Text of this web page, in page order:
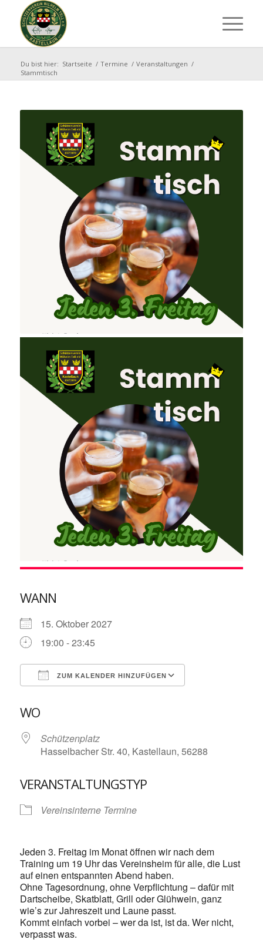
Du bist hier: Startseite / Termine / Veranstaltungen /
Stammtisch
WANN
15. Oktober 2027
19:00 - 23:45
ZUM KALENDER HINZUFÜGEN
WO
Schützenplatz
Hasselbacher Str. 40, Kastellaun, 56288
VERANSTALTUNGSTYP
Vereinsinterne Termine
Jeden 3. Freitag im Monat öffnen wir nach dem
Training um 19 Uhr das Vereinsheim für alle, die Lust
auf einen entspannten Abend haben.
Ohne Tagesordnung, ohne Verpflichtung – dafür mit
Dartscheibe, Skatblatt, Grill oder Glühwein, ganz
wie’s zur Jahreszeit und Laune passt.
Kommt einfach vorbei – wer da ist, ist da. Wer nicht,
verpasst was.